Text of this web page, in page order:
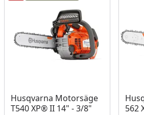
Husqvarna Motorsäge
T540 XP® II 14" - 3/8"
Produkt am Lager
562